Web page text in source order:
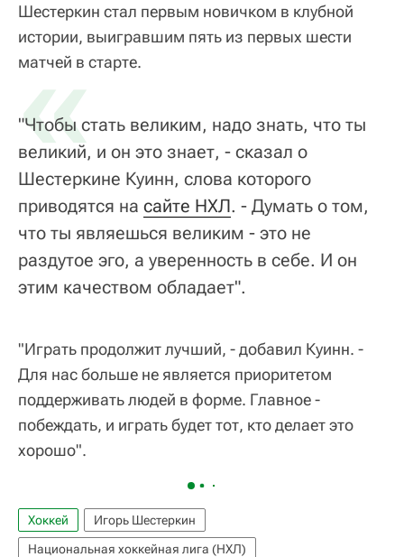
Шестеркин стал первым новичком в клубной
истории, выигравшим пять из первых шести
матчей в старте.
«
"Чтобы стать великим, надо знать, что ты
великий, и он это знает, - сказал о
Шестеркине Куинн, слова которого
приводятся на сайте НХЛ. - Думать о том,
что ты являешься великим - это не
раздутое эго, а уверенность в себе. И он
этим качеством обладает".
"Играть продолжит лучший, - добавил Куинн. -
Для нас больше не является приоритетом
поддерживать людей в форме. Главное -
побеждать, и играть будет тот, кто делает это
хорошо".
Хоккей
Игорь Шестеркин
Национальная хоккейная лига (НХЛ)